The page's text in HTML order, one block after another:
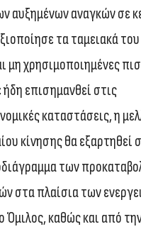
αυξημένων αναγκών σε
τα ταμειακά του
μη χρησιμοποιημένες
επισημανθεί στις
καταστάσεις, η
κίνησης θα εξαρτηθεί
των
στα πλαίσια των
Όμιλος, καθώς και από